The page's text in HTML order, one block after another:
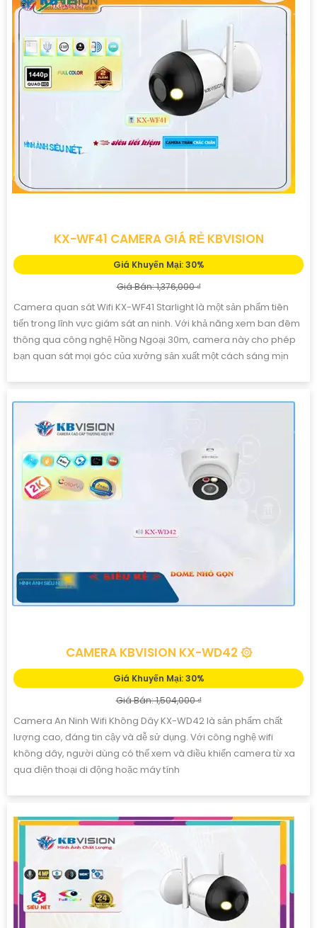
KX-WF41 CAMERA GIÁ RẺ KBVISION
Giá Khuyến Mại: 30%
Giá Bán: 1,376,000 ₫
Camera quan sát Wifi KX-WF41 Starlight là một sản phẩm tiên
tiến trong lĩnh vực giám sát an ninh. Với khả năng xem ban đêm
thông qua công nghệ Hồng Ngoại 30m, camera này cho phép
bạn quan sát mọi góc của xưởng sản xuất một cách sáng mịn
CAMERA KBVISION KX-WD42 ۞
Giá Khuyến Mại: 30%
Giá Bán: 1,504,000 ₫
Camera An Ninh Wifi Không Dây KX-WD42 là sản phẩm chất
lượng cao, đáng tin cậy và dễ sử dụng. Với công nghệ wifi
không dây, người dùng có thể xem và điều khiển camera từ xa
qua điện thoại di động hoặc máy tính